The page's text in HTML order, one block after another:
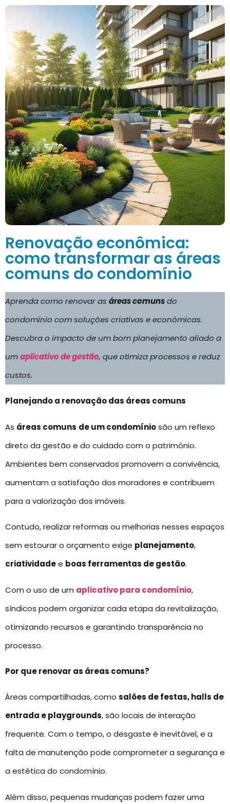
Renovação econômica:
como transformar as áreas
comuns do condomínio
Aprenda como renovar as áreas comunsdo
condomínio com soluções criativas e econômicas.
Descubra o impacto de um bom planejamento aliado a
umaplicativo de gestão, que otimiza processos e reduz
custos.
Planejando a renovação das áreas comuns
As áreas comuns de um condomíniosão um reflexo
direto da gestão e do cuidado com o patrimônio.
Ambientes bem conservados promovem a convivência,
aumentam a satisfação dos moradores e contribuem
para a valorização dos imóveis.
Contudo, realizar reformas ou melhorias nesses espaços
sem estourar o orçamento exige planejamento,
criatividadee boas ferramentas de gestão.
Com o uso de um aplicativo para condomínio,
síndicos podem organizar cada etapa da revitalização,
otimizando recursos e garantindo transparência no
processo.
Por que renovar as áreas comuns?
Áreas compartilhadas, como salões de festas, halls de
entrada e playgrounds, são locais de interação
frequente. Com o tempo, o desgaste é inevitável, e a
falta de manutenção pode comprometer a segurança e
a estética do condomínio.
Além disso, pequenas mudanças podem fazer uma